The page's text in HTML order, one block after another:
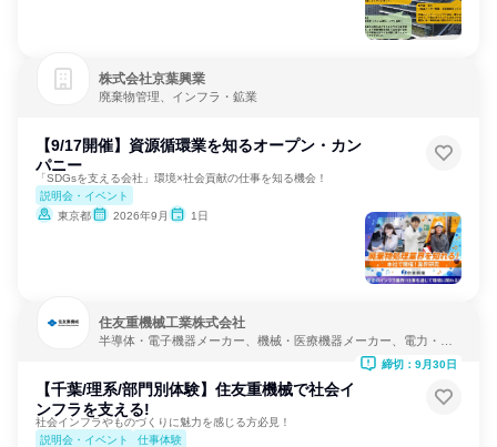
株式会社京葉興業
廃棄物管理、インフラ・鉱業
【9/17開催】資源循環業を知るオープン・カン
パニー
「SDGsを支える会社」環境×社会貢献の仕事を知る機会！
説明会・イベント
東京都
2026年9月 1日
住友重機械工業株式会社
半導体・電子機器メーカー、機械・医療機器メーカー、電力・ガ
【千葉/理系/部門別体験】住友重機械で社会イ
ンフラを支える!
社会インフラやものづくりに魅力を感じる方必見！
説明会・イベント
仕事体験
締切：9月30日